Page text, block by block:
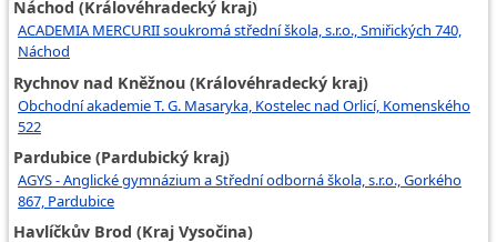
Náchod (Královéhradecký kraj)
ACADEMIA MERCURII soukromá střední škola, s.r.o., Smiřických 740,
Náchod
Rychnov nad Kněžnou (Královéhradecký kraj)
Obchodní akademie T. G. Masaryka, Kostelec nad Orlicí, Komenského
522
Pardubice (Pardubický kraj)
AGYS - Anglické gymnázium a Střední odborná škola, s.r.o., Gorkého
867, Pardubice
Havlíčkův Brod (Kraj Vysočina)